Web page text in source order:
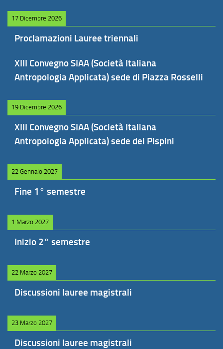
17 Dicembre 2026
Proclamazioni Lauree triennali
XIII Convegno SIAA (Società Italiana
Antropologia Applicata) sede di Piazza Rosselli
19 Dicembre 2026
XIII Convegno SIAA (Società Italiana
Antropologia Applicata) sede dei Pispini
22 Gennaio 2027
Fine 1° semestre
1 Marzo 2027
Inizio 2° semestre
22 Marzo 2027
Discussioni lauree magistrali
23 Marzo 2027
Discussioni lauree magistrali